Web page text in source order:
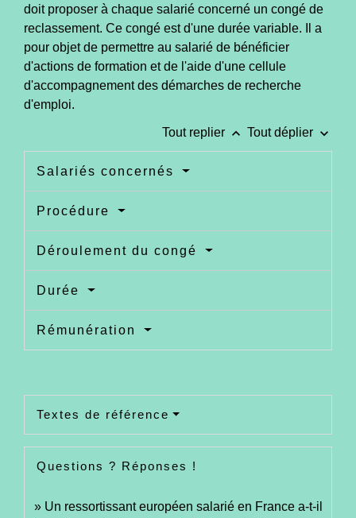
doit proposer à chaque salarié concerné un congé de
reclassement. Ce congé est d'une durée variable. Il a
pour objet de permettre au salarié de bénéficier
d'actions de formation et de l'aide d'une cellule
d'accompagnement des démarches de recherche
d'emploi.
Tout replier keyboard_arrow_up Tout déplier keyboard_arrow_down
Salariés concernés
Procédure
Déroulement du congé
Durée
Rémunération
Textes de référence
Questions ? Réponses !
Un ressortissant européen salarié en France a-t-il